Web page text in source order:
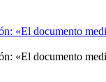
«El documento
«El documento